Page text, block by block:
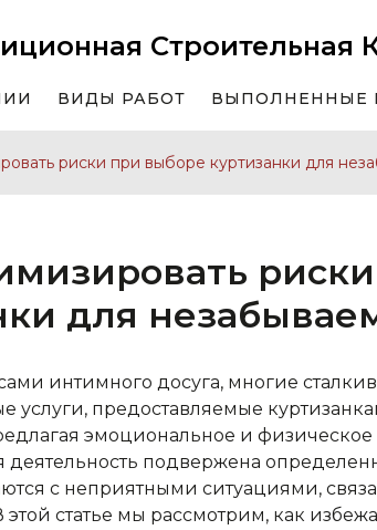
Строительная
ВИДЫ РАБОТ ВЫПОЛНЕННЫЕ
риски при выборе куртизанки для
для
интимного досуга, многие
услуги, предоставляемые
эмоциональное и
деятельность подвержена
с неприятными ситуациями,
этой статье мы рассмотрим, как